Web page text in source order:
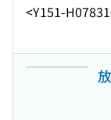
<Y151-